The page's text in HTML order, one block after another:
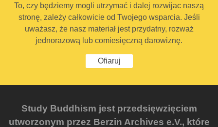
To, czy będziemy mogli utrzymać i dalej rozwijac naszą
stronę, zależy całkowicie od Twojego wsparcia. Jeśli
uważasz, że nasz materiał jest przydatny, rozważ
jednorazową lub comiesięczną darowiznę.
Ofiaruj
Study Buddhism jest przedsięwzięciem
utworzonym przez Berzin Archives e.V., które